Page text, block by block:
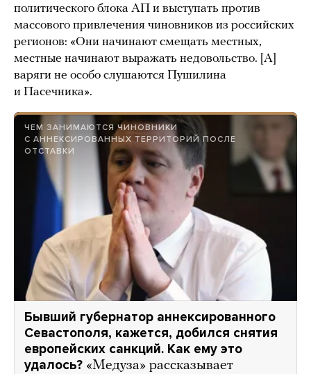
политического блока АП и выступать против
массового привлечения чиновников из российских
регионов: «Они начинают смещать местных,
местные начинают выражать недовольство. [А]
варяги не особо слушаются Пушилина
и Пасечника».
ЧЕМ ЗАНИМАЮТСЯ ЧИНОВНИКИ
С АННЕКСИРОВАННЫХ ТЕРРИТОРИЙ ПОСЛЕ
ОТСТАВКИ
Бывший губернатор аннексированного
Севастополя, кажется, добился снятия
европейских санкций. Как ему это
удалось? «Медуза» рассказывает